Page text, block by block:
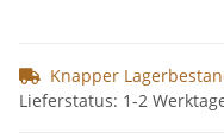
Knapper
Lieferstatus: 1-2